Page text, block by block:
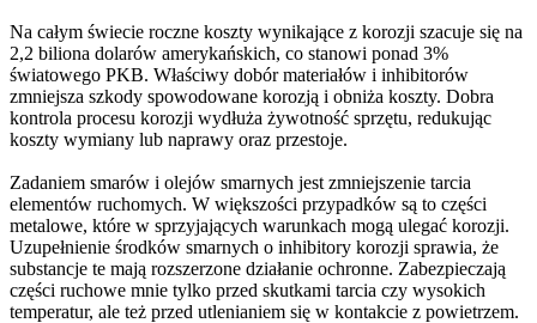
Na całym świecie roczne koszty wynikające z korozji szacuje się na
2,2 biliona dolarów amerykańskich, co stanowi ponad 3%
światowego PKB. Właściwy dobór materiałów i inhibitorów
zmniejsza szkody spowodowane korozją i obniża koszty. Dobra
kontrola procesu korozji wydłuża żywotność sprzętu, redukując
koszty wymiany lub naprawy oraz przestoje.
Zadaniem smarów i olejów smarnych jest zmniejszenie tarcia
elementów ruchomych. W większości przypadków są to części
metalowe, które w sprzyjających warunkach mogą ulegać korozji.
Uzupełnienie środków smarnych o inhibitory korozji sprawia, że
substancje te mają rozszerzone działanie ochronne. Zabezpieczają
części ruchowe mnie tylko przed skutkami tarcia czy wysokich
temperatur, ale też przed utlenianiem się w kontakcie z powietrzem.